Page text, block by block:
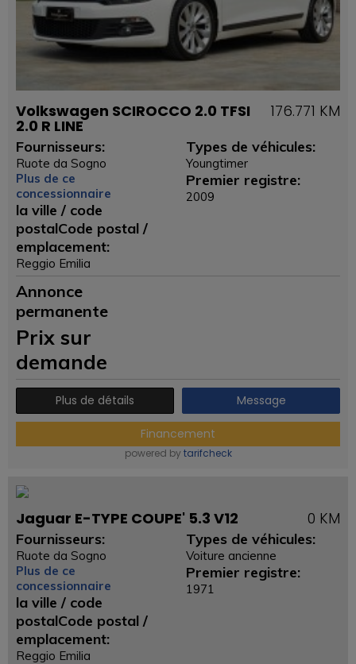
Volkswagen SCIROCCO 2.0 TFSI
2.0 R LINE
176.771 KM
Fournisseurs:
Ruote da Sogno
Plus de ce
concessionnaire
la ville / code
postalCode postal /
emplacement:
Reggio Emilia
Types de véhicules:
Youngtimer
Premier registre:
2009
Annonce
permanente
Prix ​​sur
demande
Plus de détails Message
Financement
powered by tarifcheck
Jaguar E-TYPE COUPE' 5.3 V12 0 KM
Fournisseurs:
Ruote da Sogno
Plus de ce
concessionnaire
la ville / code
postalCode postal /
emplacement:
Reggio Emilia
Types de véhicules:
Voiture ancienne
Premier registre:
1971